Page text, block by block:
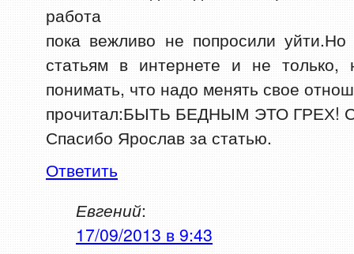
работа
пока вежливо не попросили
статьям в интернете и не
понимать, что надо менять свое
прочитал:БЫТЬ БЕДНЫМ ЭТО ГРЕХ!
Спасибо Ярослав за статью.
Ответить
Евгений:
17/09/2013 в 9:43